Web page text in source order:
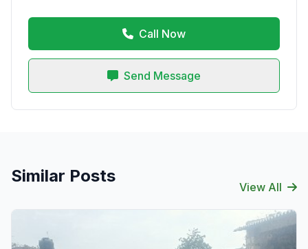
Call Now
Send Message
Similar Posts
View All